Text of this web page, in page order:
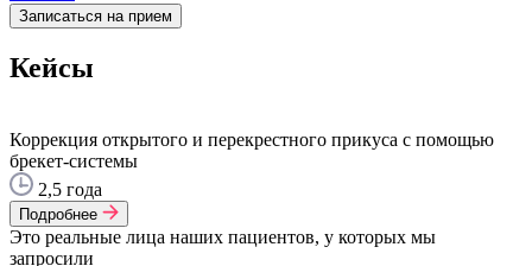
Записаться на прием
Кейсы
Коррекция открытого и перекрестного прикуса с помощью
брекет-системы
2,5 года
Подробнее
Это реальные лица наших пациентов, у которых мы
запросили